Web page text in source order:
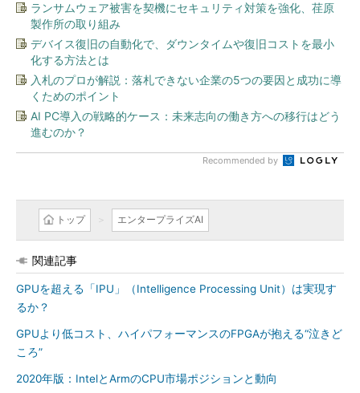
ランサムウェア被害を契機にセキュリティ対策を強化、荏原
製作所の取り組み
デバイス復旧の自動化で、ダウンタイムや復旧コストを最小
化する方法とは
入札のプロが解説：落札できない企業の5つの要因と成功に導
くためのポイント
AI PC導入の戦略的ケース：未来志向の働き方への移行はどう
進むのか？
Recommended by
トップ エンタープライズAI
関連記事
GPUを超える「IPU」（Intelligence Processing Unit）は実現す
るか？
GPUより低コスト、ハイパフォーマンスのFPGAが抱える“泣きど
ころ”
2020年版：IntelとArmのCPU市場ポジションと動向